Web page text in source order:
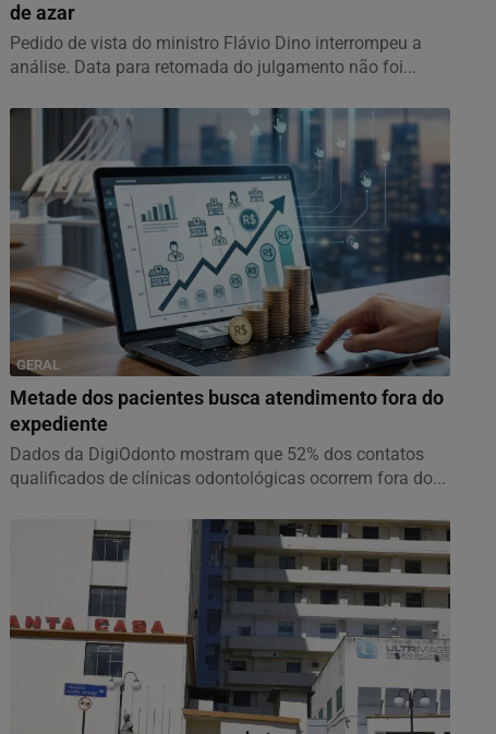
de azar
Pedido de vista do ministro Flávio Dino interrompeu a
análise. Data para retomada do julgamento não foi...
GERAL
Metade dos pacientes busca atendimento fora do
expediente
Dados da DigiOdonto mostram que 52% dos contatos
qualificados de clínicas odontológicas ocorrem fora do...